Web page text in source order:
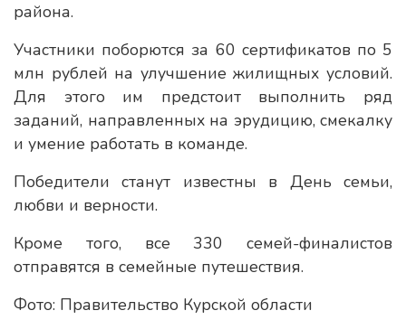
района.
Участники поборются за 60 сертификатов по 5
млн рублей на улучшение жилищных условий.
Для этого им предстоит выполнить ряд
заданий, направленных на эрудицию, смекалку
и умение работать в команде.
Победители станут известны в День семьи,
любви и верности.
Кроме того, все 330 семей-финалистов
отправятся в семейные путешествия.
Фото: Правительство Курской области